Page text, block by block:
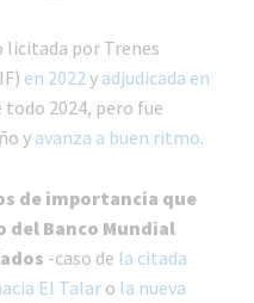
licitada por Trenes
en 2022 y adjudicada en
2024, pero fue
y avanza a buen ritmo.
de importancia que
Banco Mundial
-caso de la citada
El Talar o la nueva